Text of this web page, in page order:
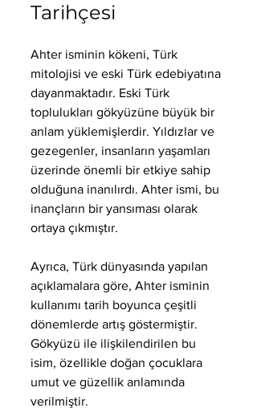
Tarihçesi
Ahter isminin kökeni, Türk
mitolojisi ve eski Türk edebiyatına
dayanmaktadır. Eski Türk
toplulukları gökyüzüne büyük bir
anlam yüklemişlerdir. Yıldızlar ve
gezegenler, insanların yaşamları
üzerinde önemli bir etkiye sahip
olduğuna inanılırdı. Ahter ismi, bu
inançların bir yansıması olarak
ortaya çıkmıştır.
Ayrıca, Türk dünyasında yapılan
açıklamalara göre, Ahter isminin
kullanımı tarih boyunca çeşitli
dönemlerde artış göstermiştir.
Gökyüzü ile ilişkilendirilen bu
isim, özellikle doğan çocuklara
umut ve güzellik anlamında
verilmiştir.